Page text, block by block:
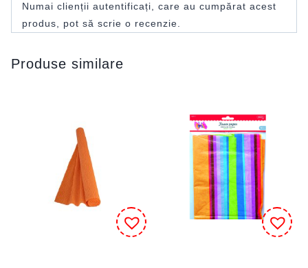
Numai clienții autentificați, care au cumpărat acest
produs, pot să scrie o recenzie.
Produse similare